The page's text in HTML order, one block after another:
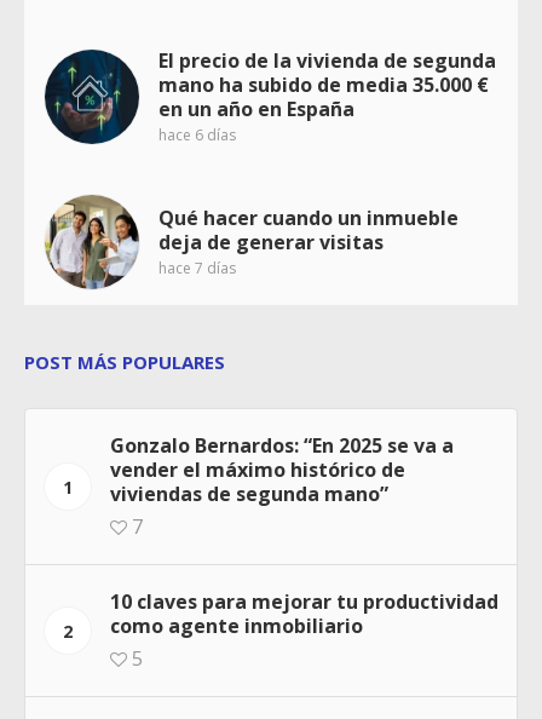
El precio de la vivienda de segunda
mano ha subido de media 35.000 €
en un año en España
hace 6 días
Qué hacer cuando un inmueble
deja de generar visitas
hace 7 días
POST MÁS POPULARES
1
Gonzalo Bernardos: “En 2025 se va a
vender el máximo histórico de
viviendas de segunda mano”
7
2
10 claves para mejorar tu productividad
como agente inmobiliario
5